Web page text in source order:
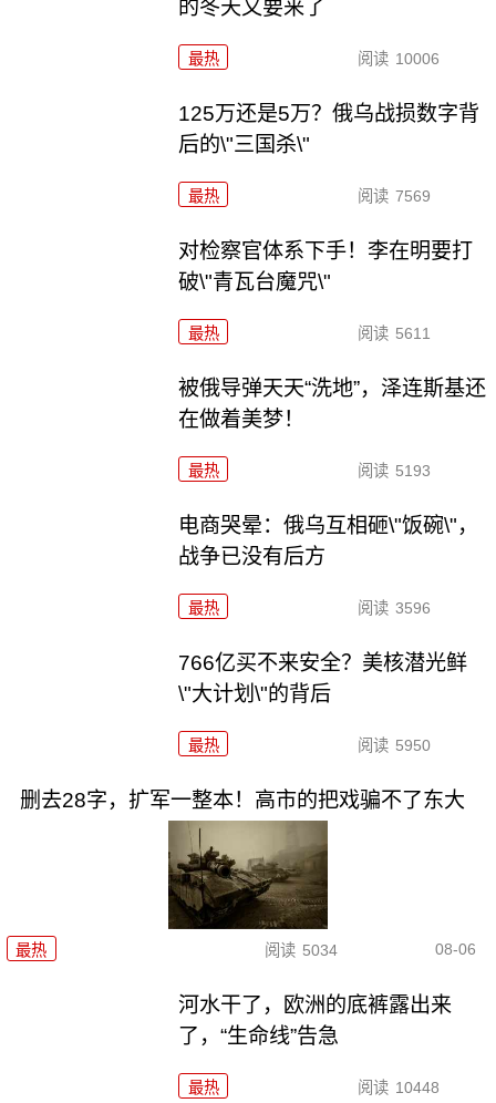
的冬天又要来了
最热 阅读 10006
125万还是5万？俄乌战损数字背
后的\"三国杀\"
最热 阅读 7569
对检察官体系下手！李在明要打
破\"青瓦台魔咒\"
最热 阅读 5611
被俄导弹天天“洗地”，泽连斯基还
在做着美梦！
最热 阅读 5193
电商哭晕：俄乌互相砸\"饭碗\"，
战争已没有后方
最热 阅读 3596
766亿买不来安全？美核潜光鲜
\"大计划\"的背后
最热 阅读 5950
删去28字，扩军一整本！高市的把戏骗不了东大
最热 阅读 5034 08-06
河水干了，欧洲的底裤露出来
了，“生命线”告急
最热 阅读 10448